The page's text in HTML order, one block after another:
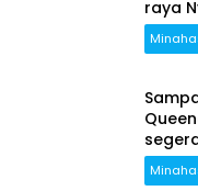
raya